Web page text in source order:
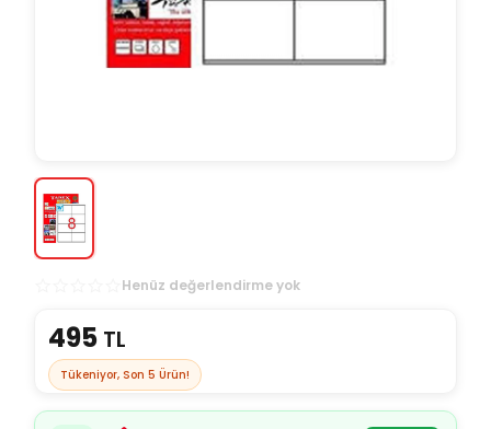
Henüz değerlendirme yok
495 TL
Tükeniyor, Son 5 Ürün!